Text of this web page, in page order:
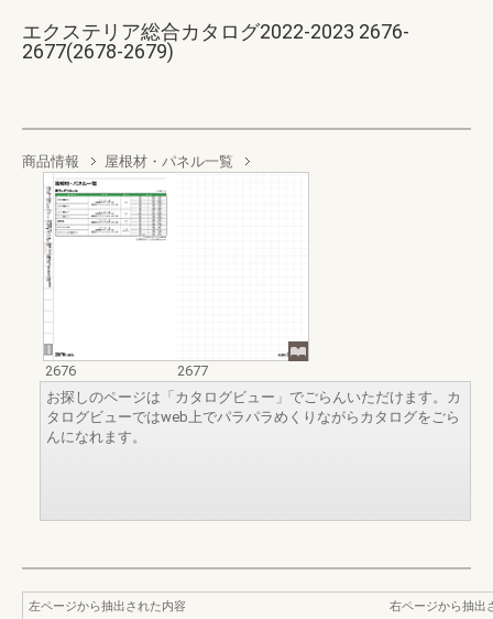
エクステリア総合カタログ2022-2023 2676-
2677(2678-2679)
商品情報 屋根材・パネル一覧
2676
2677
お探しのページは「カタログビュー」でごらんいただけます。カ
タログビューではweb上でパラパラめくりながらカタログをごら
んになれます。
左ページから抽出された内容
右ページから抽出